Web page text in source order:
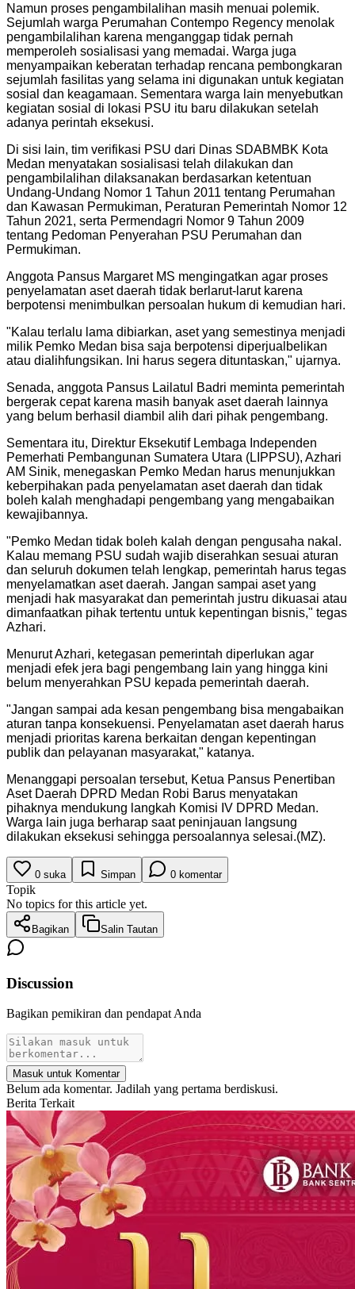
Namun proses pengambilalihan masih menuai polemik.
Sejumlah warga Perumahan Contempo Regency menolak
pengambilalihan karena menganggap tidak pernah
memperoleh sosialisasi yang memadai. Warga juga
menyampaikan keberatan terhadap rencana pembongkaran
sejumlah fasilitas yang selama ini digunakan untuk kegiatan
sosial dan keagamaan. Sementara warga lain menyebutkan
kegiatan sosial di lokasi PSU itu baru dilakukan setelah
adanya perintah eksekusi.
Di sisi lain, tim verifikasi PSU dari Dinas SDABMBK Kota
Medan menyatakan sosialisasi telah dilakukan dan
pengambilalihan dilaksanakan berdasarkan ketentuan
Undang-Undang Nomor 1 Tahun 2011 tentang Perumahan
dan Kawasan Permukiman, Peraturan Pemerintah Nomor 12
Tahun 2021, serta Permendagri Nomor 9 Tahun 2009
tentang Pedoman Penyerahan PSU Perumahan dan
Permukiman.
Anggota Pansus Margaret MS mengingatkan agar proses
penyelamatan aset daerah tidak berlarut-larut karena
berpotensi menimbulkan persoalan hukum di kemudian hari.
"Kalau terlalu lama dibiarkan, aset yang semestinya menjadi
milik Pemko Medan bisa saja berpotensi diperjualbelikan
atau dialihfungsikan. Ini harus segera dituntaskan," ujarnya.
Senada, anggota Pansus Lailatul Badri meminta pemerintah
bergerak cepat karena masih banyak aset daerah lainnya
yang belum berhasil diambil alih dari pihak pengembang.
Sementara itu, Direktur Eksekutif Lembaga Independen
Pemerhati Pembangunan Sumatera Utara (LIPPSU), Azhari
AM Sinik, menegaskan Pemko Medan harus menunjukkan
keberpihakan pada penyelamatan aset daerah dan tidak
boleh kalah menghadapi pengembang yang mengabaikan
kewajibannya.
"Pemko Medan tidak boleh kalah dengan pengusaha nakal.
Kalau memang PSU sudah wajib diserahkan sesuai aturan
dan seluruh dokumen telah lengkap, pemerintah harus tegas
menyelamatkan aset daerah. Jangan sampai aset yang
menjadi hak masyarakat dan pemerintah justru dikuasai atau
dimanfaatkan pihak tertentu untuk kepentingan bisnis," tegas
Azhari.
Menurut Azhari, ketegasan pemerintah diperlukan agar
menjadi efek jera bagi pengembang lain yang hingga kini
belum menyerahkan PSU kepada pemerintah daerah.
"Jangan sampai ada kesan pengembang bisa mengabaikan
aturan tanpa konsekuensi. Penyelamatan aset daerah harus
menjadi prioritas karena berkaitan dengan kepentingan
publik dan pelayanan masyarakat," katanya.
Menanggapi persoalan tersebut, Ketua Pansus Penertiban
Aset Daerah DPRD Medan Robi Barus menyatakan
pihaknya mendukung langkah Komisi IV DPRD Medan.
Warga lain juga berharap saat peninjauan langsung
dilakukan eksekusi sehingga persoalannya selesai.(MZ).
0 suka Simpan 0 komentar
Topik
No topics for this article yet.
Bagikan Salin Tautan
Discussion
Bagikan pemikiran dan pendapat Anda
Masuk untuk Komentar
Belum ada komentar. Jadilah yang pertama berdiskusi.
Berita Terkait